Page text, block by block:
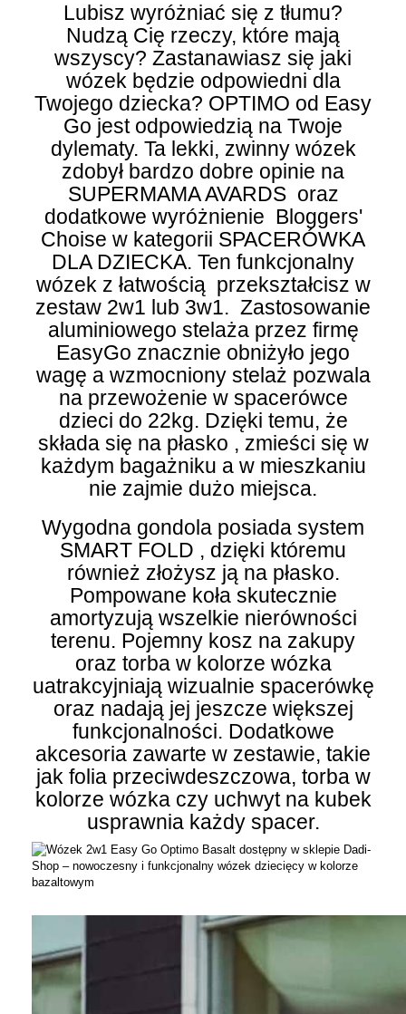
Lubisz wyróżniać się z tłumu?
Nudzą Cię rzeczy, które mają
wszyscy? Zastanawiasz się jaki
wózek będzie odpowiedni dla
Twojego dziecka? OPTIMO od Easy
Go jest odpowiedzią na Twoje
dylematy. Ta lekki, zwinny wózek
zdobył bardzo dobre opinie na
SUPERMAMA AVARDS oraz
dodatkowe wyróżnienie Bloggers'
Choise w kategorii SPACERÓWKA
DLA DZIECKA. Ten funkcjonalny
wózek z łatwością przekształcisz w
zestaw 2w1 lub 3w1. Zastosowanie
aluminiowego stelaża przez firmę
EasyGo znacznie obniżyło jego
wagę a wzmocniony stelaż pozwala
na przewożenie w spacerówce
dzieci do 22kg. Dzięki temu, że
składa się na płasko , zmieści się w
każdym bagażniku a w mieszkaniu
nie zajmie dużo miejsca.
Wygodna gondola posiada system
SMART FOLD , dzięki któremu
również złożysz ją na płasko.
Pompowane koła skutecznie
amortyzują wszelkie nierówności
terenu. Pojemny kosz na zakupy
oraz torba w kolorze wózka
uatrakcyjniają wizualnie spacerówkę
oraz nadają jej jeszcze większej
funkcjonalności. Dodatkowe
akcesoria zawarte w zestawie, takie
jak folia przeciwdeszczowa, torba w
kolorze wózka czy uchwyt na kubek
usprawnia każdy spacer.